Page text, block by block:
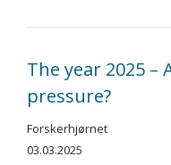
The year 2025 –
pressure?
Forskerhjørnet
03.03.2025